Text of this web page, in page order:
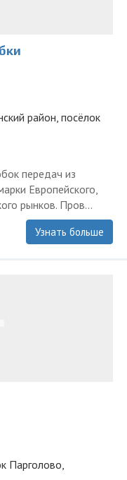
район, посёлок
передач из
Европейского,
рынков. Пров...
Узнать больше
Парголово,